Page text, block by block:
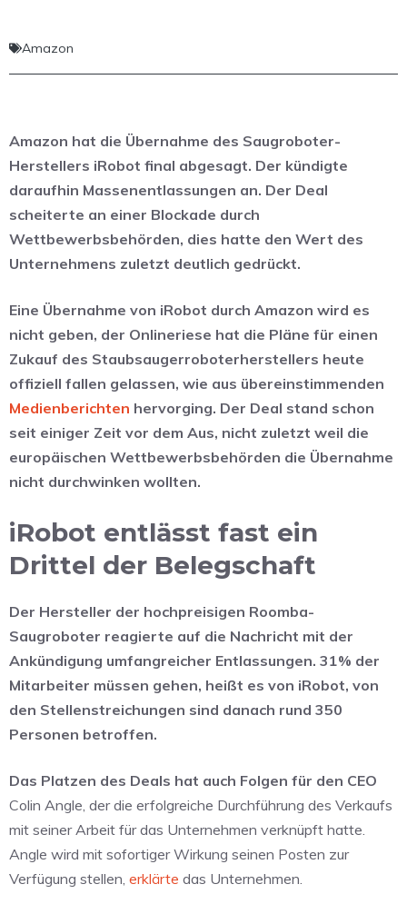
Amazon
Amazon hat die Übernahme des Saugroboter-
Herstellers iRobot final abgesagt. Der kündigte
daraufhin Massenentlassungen an. Der Deal
scheiterte an einer Blockade durch
Wettbewerbsbehörden, dies hatte den Wert des
Unternehmens zuletzt deutlich gedrückt.
Eine Übernahme von iRobot durch Amazon wird es
nicht geben, der Onlineriese hat die Pläne für einen
Zukauf des Staubsaugerroboterherstellers heute
offiziell fallen gelassen, wie aus übereinstimmenden
Medienberichten hervorging. Der Deal stand schon
seit einiger Zeit vor dem Aus, nicht zuletzt weil die
europäischen Wettbewerbsbehörden die Übernahme
nicht durchwinken wollten.
iRobot entlässt fast ein
Drittel der Belegschaft
Der Hersteller der hochpreisigen Roomba-
Saugroboter reagierte auf die Nachricht mit der
Ankündigung umfangreicher Entlassungen. 31% der
Mitarbeiter müssen gehen, heißt es von iRobot, von
den Stellenstreichungen sind danach rund 350
Personen betroffen.
Das Platzen des Deals hat auch Folgen für den CEO
Colin Angle, der die erfolgreiche Durchführung des Verkaufs
mit seiner Arbeit für das Unternehmen verknüpft hatte.
Angle wird mit sofortiger Wirkung seinen Posten zur
Verfügung stellen, erklärte das Unternehmen.